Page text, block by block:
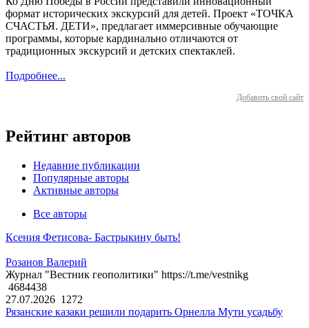
формат исторических экскурсий для детей. Проект «ТОЧКА
СЧАСТЬЯ. ДЕТИ», предлагает иммерсивные обучающие
программы, которые кардинально отличаются от
традиционных экскурсий и детских спектаклей.
Подробнее...
Добавить свой сайт
Рейтинг авторов
Недавние публикации
Популярные авторы
Активные авторы
Все авторы
Ксения Фетисова- Бастрыкину быть!
Розанов Валерий
Журнал "Вестник геополитики" https://t.me/vestnikg
4684438
27.07.2026 1272
Рязанские казаки решили подарить Орнелла Мути усадьбу